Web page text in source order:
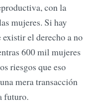
con la
mujeres. Si hay
el derecho a no
600 mil mujeres
riesgos que eso
mera transacción
futuro.